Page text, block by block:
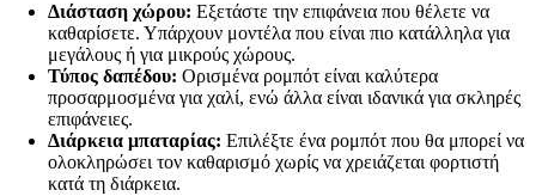
Διάσταση χώρου: Εξετάστε την επιφάνεια που θέλετε να
καθαρίσετε. Υπάρχουν μοντέλα που είναι πιο κατάλληλα για
μεγάλους ή για μικρούς χώρους.
Τύπος δαπέδου: Ορισμένα ρομπότ είναι καλύτερα
προσαρμοσμένα για χαλί, ενώ άλλα είναι ιδανικά για σκληρές
επιφάνειες.
Διάρκεια μπαταρίας: Επιλέξτε ένα ρομπότ που θα μπορεί να
ολοκληρώσει τον καθαρισμό χωρίς να χρειάζεται φορτιστή
κατά τη διάρκεια.